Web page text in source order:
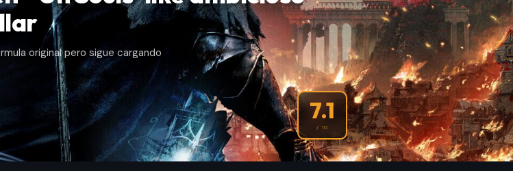
original pero sigue cargando
7.1
/ 10